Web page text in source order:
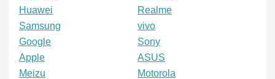
Huawei
Realme
Samsung
vivo
Google
Sony
Apple
ASUS
Meizu
Motorola